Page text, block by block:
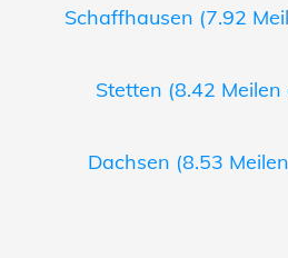
Schaffhausen (7.92
Stetten (8.42
Dachsen (8.53